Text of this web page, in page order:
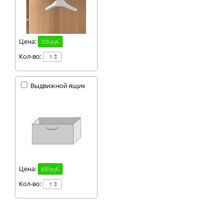
Цена: 300 руб.
Кол-во:
Выдвижной ящик
Цена: 800 руб.
Кол-во: